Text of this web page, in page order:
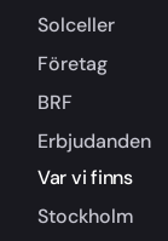
Solceller
Företag
BRF
Erbjudanden
Var vi finns
Stockholm